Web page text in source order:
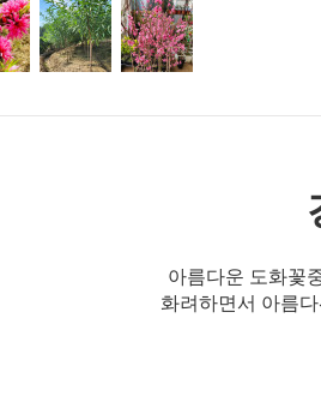
아름다운 도화꽃
화려하면서 아름